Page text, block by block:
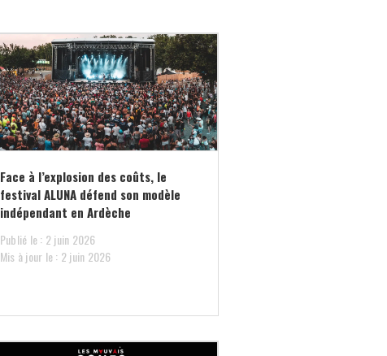
Face à l’explosion des coûts, le
festival ALUNA défend son modèle
indépendant en Ardèche
Publié le : 2 juin 2026
Mis à jour le : 2 juin 2026